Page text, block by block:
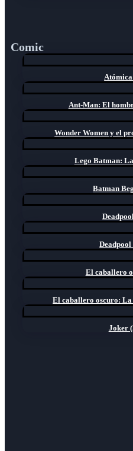
Comic
Ant-Man: El
Wonder Women y el
Lego Batman:
Batman
Deadpool
El caballero
El caballero oscuro: La
Joker